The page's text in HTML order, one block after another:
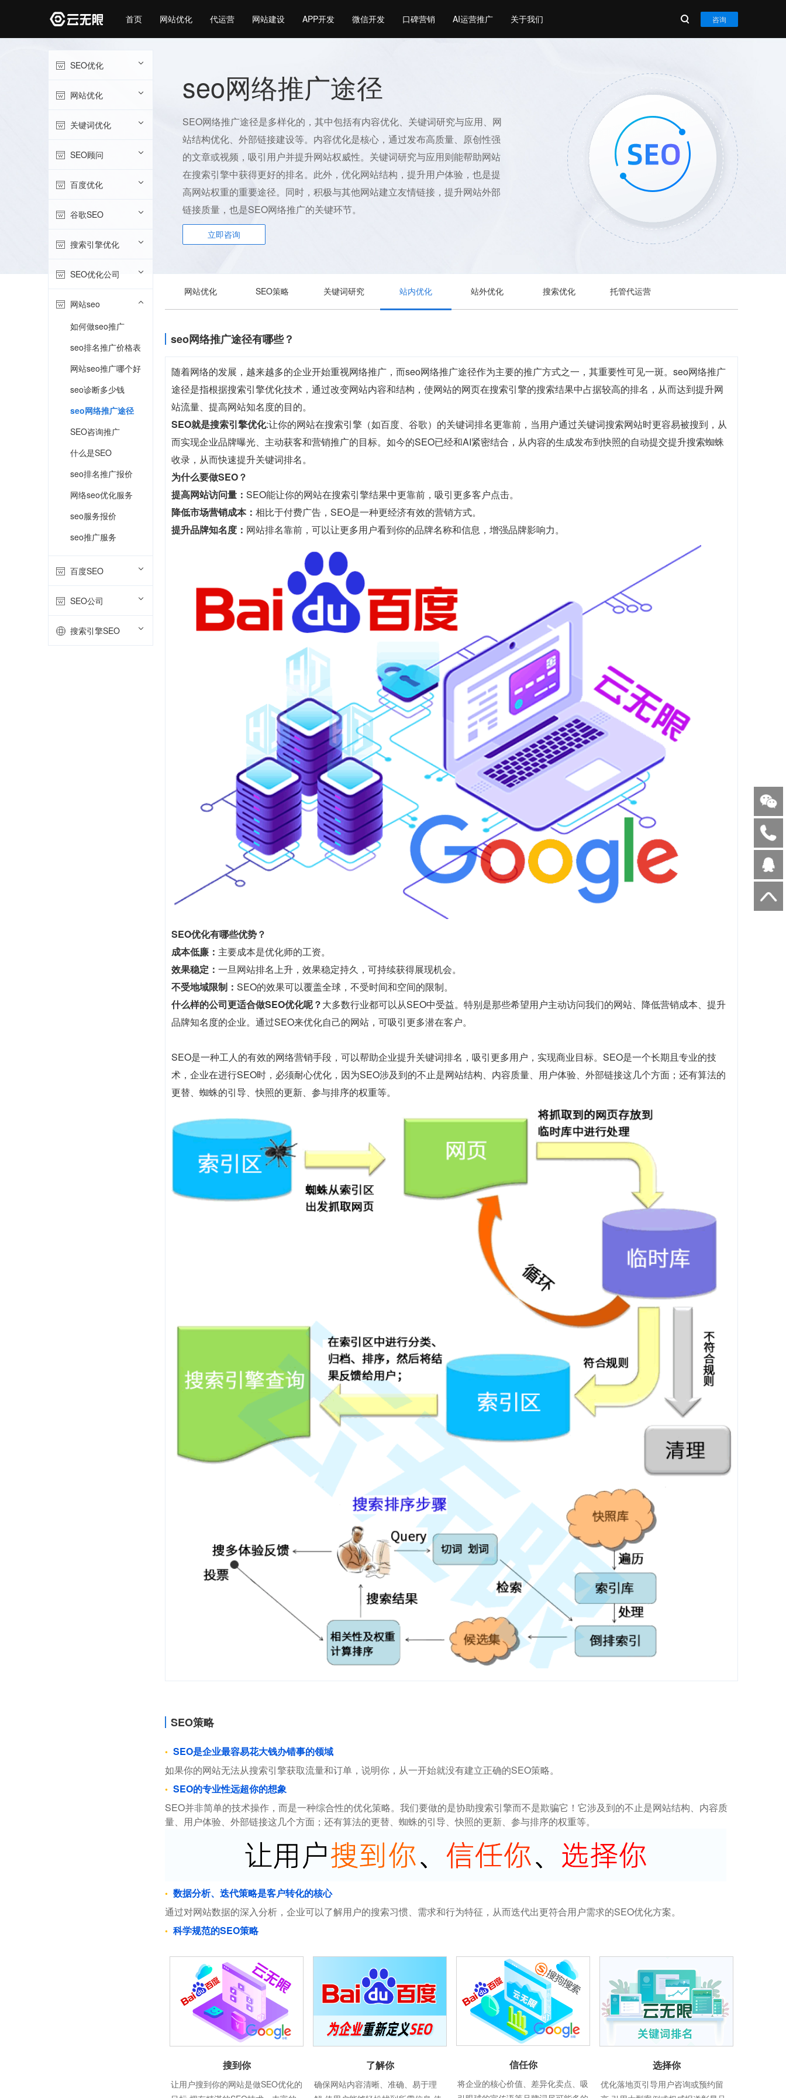
首页 网站优化 代运营 网站建设 APP开发 微信开发 口碑营销 AI运营推广 关于我们 咨询
seo网络推广途径
SEO网络推广途径是多样化的，其中包括有内容优化、关键词研究与应用、网
站结构优化、外部链接建设等。内容优化是核心，通过发布高质量、原创性强
的文章或视频，吸引用户并提升网站权威性。关键词研究与应用则能帮助网站
在搜索引擎中获得更好的排名。此外，优化网站结构，提升用户体验，也是提
高网站权重的重要途径。同时，积极与其他网站建立友情链接，提升网站外部
链接质量，也是SEO网络推广的关键环节。
立即咨询
SEO优化
网站优化
关键词优化
SEO顾问
百度优化
谷歌SEO
搜索引擎优化
SEO优化公司
网站seo
如何做seo推广
seo排名推广价格表
网站seo推广哪个好
seo诊断多少钱
seo网络推广途径
SEO咨询推广
什么是SEO
seo排名推广报价
网络seo优化服务
seo服务报价
seo推广服务
百度SEO
SEO公司
搜索引擎SEO
网站优化 SEO策略 关键词研究 站内优化 站外优化 搜索优化 托管代运营
seo网络推广途径有哪些？
随着网络的发展，越来越多的企业开始重视网络推广，而seo网络推广途径作为主要的推广方式之一，其重要性可见一斑。seo网络推广
途径是指根据搜索引擎优化技术，通过改变网站内容和结构，使网站的网页在搜索引擎的搜索结果中占据较高的排名，从而达到提升网
站流量、提高网站知名度的目的。
SEO就是搜索引擎优化:让你的网站在搜索引擎（如百度、谷歌）的关键词排名更靠前，当用户通过关键词搜索网站时更容易被搜到，从
而实现企业品牌曝光、主动获客和营销推广的目标。如今的SEO已经和AI紧密结合，从内容的生成发布到快照的自动提交提升搜索蜘蛛
收录，从而快速提升关键词排名。
为什么要做SEO？
提高网站访问量： SEO能让你的网站在搜索引擎结果中更靠前，吸引更多客户点击。
降低市场营销成本： 相比于付费广告，SEO是一种更经济有效的营销方式。
提升品牌知名度： 网站排名靠前，可以让更多用户看到你的品牌名称和信息，增强品牌影响力。
SEO优化有哪些优势？
成本低廉： 主要成本是优化师的工资。
效果稳定： 一旦网站排名上升，效果稳定持久，可持续获得展现机会。
不受地域限制： SEO的效果可以覆盖全球，不受时间和空间的限制。
什么样的公司更适合做SEO优化呢？大多数行业都可以从SEO中受益。特别是那些希望用户主动访问我们的网站、降低营销成本、提升
品牌知名度的企业。通过SEO来优化自己的网站，可吸引更多潜在客户。
SEO是一种工人的有效的网络营销手段，可以帮助企业提升关键词排名，吸引更多用户，实现商业目标。SEO是一个长期且专业的技
术，企业在进行SEO时，必须耐心优化，因为SEO涉及到的不止是网站结构、内容质量、用户体验、外部链接这几个方面；还有算法的
更替、蜘蛛的引导、快照的更新、参与排序的权重等。
SEO策略
SEO是企业最容易花大钱办错事的领域
如果你的网站无法从搜索引擎获取流量和订单，说明你，从一开始就没有建立正确的SEO策略。
SEO的专业性远超你的想象
SEO并非简单的技术操作，而是一种综合性的优化策略。我们要做的是协助搜索引擎而不是欺骗它！它涉及到的不止是网站结构、内容质
量、用户体验、外部链接这几个方面；还有算法的更替、蜘蛛的引导、快照的更新、参与排序的权重等。
数据分析、迭代策略是客户转化的核心
通过对网站数据的深入分析，企业可以了解用户的搜索习惯、需求和行为特征，从而迭代出更符合用户需求的SEO优化方案。
科学规范的SEO策略
搜到你
让用户搜到你的网站是做SEO优化的
了解你
确保网站内容清晰、准确、易于理
信任你
将企业的核心价值、差异化卖点、吸
选择你
优化落地页引导用户咨询或预约留